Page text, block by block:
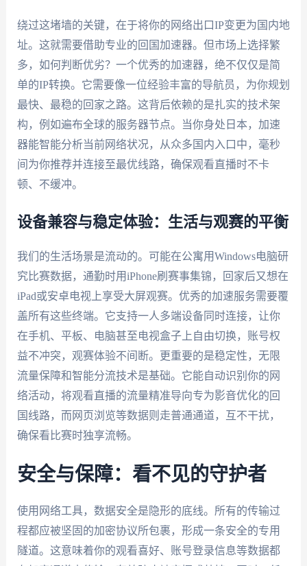
绕过这堵墙的关键，在于将你的网络出口IP变更为国内地
址。这就需要借助专业的回国加速器。但市场上选择繁
多，如何判断优劣？一个优秀的加速器，绝不仅仅是简
单的IP转换。它需要像一位经验丰富的导航员，为你规划
最快、最稳的回家之路。这背后依赖的是扎实的技术架
构，例如遍布全球的服务器节点。当你身处日本，加速
器能智能分析当前网络状况，从众多国内入口中，毫秒
间为你推荐并连接至最优线路，确保观看直播时不卡
顿、不缓冲。
设备兼容与稳定体验：生活与观赛的平衡
我们的生活场景是流动的。可能在公寓用Windows电脑研
究比赛数据，通勤时用iPhone刷赛事集锦，回家后又想在
iPad或安卓电视上享受大屏观赛。优秀的加速服务需要覆
盖所有这些终端。它支持一人多端设备同时连接，让你
在手机、平板、电脑甚至电视盒子上自由切换，账号权
益不冲突，观赛体验不间断。更重要的是稳定性，无限
流量保障和智能分流技术是基础。它能自动识别你的网
络活动，将观看直播的流量精准导向专为影音优化的回
国线路，而网页浏览等数据则走普通通道，互不干扰，
确保看比赛时独享流畅。
安全与保障：看不见的守护者
使用网络工具，数据安全是隐形的底线。所有的传输过
程都应被坚固的加密协议所包裹，形成一条安全的专用
隧道。这意味着你的观看喜好、账号登录信息等数据都